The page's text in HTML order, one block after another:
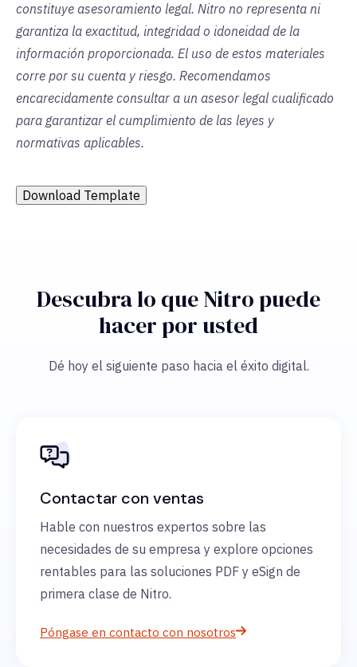
constituye asesoramiento legal. Nitro no representa ni
garantiza la exactitud, integridad o idoneidad de la
información proporcionada. El uso de estos materiales
corre por su cuenta y riesgo. Recomendamos
encarecidamente consultar a un asesor legal cualificado
para garantizar el cumplimiento de las leyes y
normativas aplicables.
Download Template
Descubra lo que Nitro puede
hacer por usted
Dé hoy el siguiente paso hacia el éxito digital.
Contactar con ventas
Hable con nuestros expertos sobre las
necesidades de su empresa y explore opciones
rentables para las soluciones PDF y eSign de
primera clase de Nitro.
Póngase en contacto con nosotros